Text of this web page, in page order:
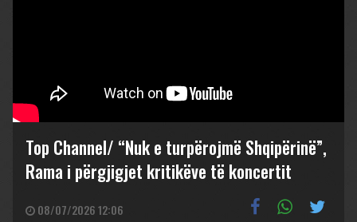
Top Channel/ “Nuk e turpërojmë Shqipërinë”,
Rama i përgjigjet kritikëve të koncertit
08/07/2026 12:06